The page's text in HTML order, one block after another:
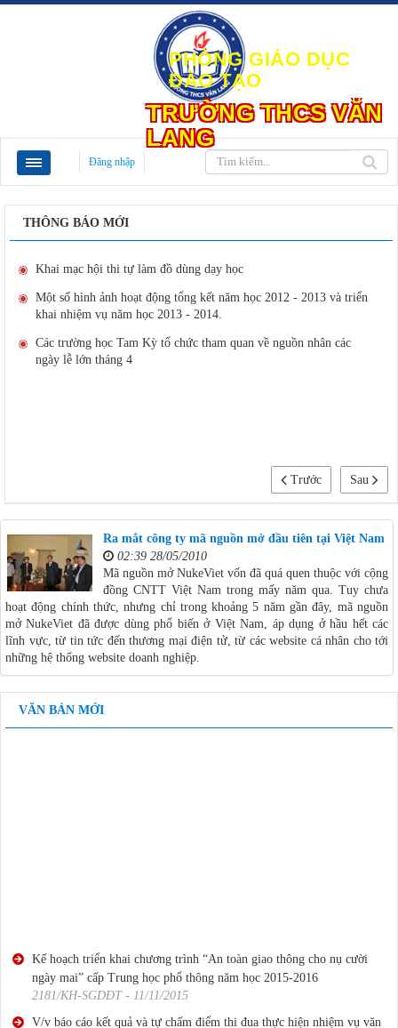
PHÒNG GIÁO DỤC
ĐÀO TẠO
TRƯỜNG THCS VĂN
LANG
Đăng nhập
THÔNG BÁO MỚI
Khai mạc hội thi tự làm đồ dùng dạy học
Một số hình ảnh hoạt động tổng kết năm học 2012 - 2013 và triển
khai nhiệm vụ năm học 2013 - 2014.
Các trường học Tam Kỳ tổ chức tham quan về nguồn nhân các
ngày lễ lớn tháng 4
Sau
Trước
Ra mắt công ty mã nguồn mở đầu tiên tại Việt Nam
02:39 28/05/2010
Mã nguồn mở NukeViet vốn đã quá quen thuộc với cộng
đồng CNTT Việt Nam trong mấy năm qua. Tuy chưa
hoạt động chính thức, nhưng chỉ trong khoảng 5 năm gần đây, mã nguồn
mở NukeViet đã được dùng phổ biến ở Việt Nam, áp dụng ở hầu hết các
lĩnh vực, từ tin tức đến thương mại điện tử, từ các website cá nhân cho tới
những hệ thống website doanh nghiệp.
VĂN BẢN MỚI
Kế hoạch triển khai chương trình “An toàn giao thông cho nụ cười
ngày mai” cấp Trung học phổ thông năm học 2015-2016
2181/KH-SGDĐT - 11/11/2015
V/v báo cáo kết quả và tự chấm điểm thi đua thực hiện nhiệm vụ văn